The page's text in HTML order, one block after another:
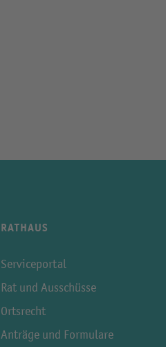
RATHAUS
Serviceportal
Rat und Ausschüsse
Ortsrecht
Anträge und Formulare